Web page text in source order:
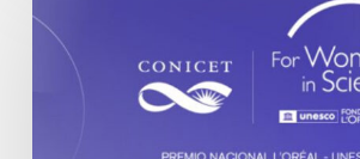
abre
convocatoria